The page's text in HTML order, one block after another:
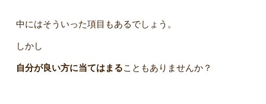
中にはそういった項目もあるでしょう。
しかし
自分が良い方に当てはまることもありませんか？